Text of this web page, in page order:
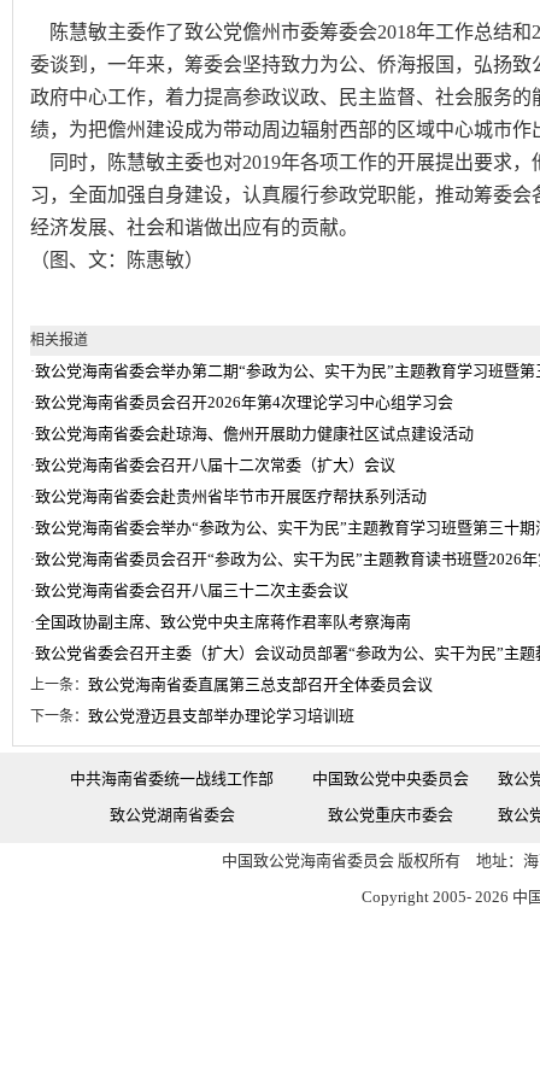
陈慧敏主委作了致公党儋州市委筹委会2018年工作总结和
委谈到，一年来，筹委会坚持致力为公、侨海报国，弘扬
政府中心工作，着力提高参政议政、民主监督、社会服务
绩，为把儋州建设成为带动周边辐射西部的区域中心城市作
同时，陈慧敏主委也对2019年各项工作的开展提出要求，
习，全面加强自身建设，认真履行参政党职能，推动筹委
经济发展、社会和谐做出应有的贡献。
（图、文：陈惠敏）
相关报道
·致公党海南省委会举办第二期“参政为公、实干为民”主题教育学习班暨
·致公党海南省委员会召开2026年第4次理论学习中心组学习会
·致公党海南省委会赴琼海、儋州开展助力健康社区试点建设活动
·致公党海南省委会召开八届十二次常委（扩大）会议
·致公党海南省委会赴贵州省毕节市开展医疗帮扶系列活动
·致公党海南省委会举办“参政为公、实干为民”主题教育学习班暨第三十
·致公党海南省委员会召开“参政为公、实干为民”主题教育读书班暨2026
·致公党海南省委会召开八届三十二次主委会议
·全国政协副主席、致公党中央主席蒋作君率队考察海南
·致公党省委会召开主委（扩大）会议动员部署“参政为公、实干为民”主题
上一条： 致公党海南省委直属第三总支部召开全体委员会议
下一条： 致公党澄迈县支部举办理论学习培训班
中共海南省委统一战线工作部 中国致公党中央委员会
致公
致公党湖南省委会
致公党重庆市委会 致公
中国致公党海南省委员会 版权所有 地址：
Copyright 2005- 2026 中